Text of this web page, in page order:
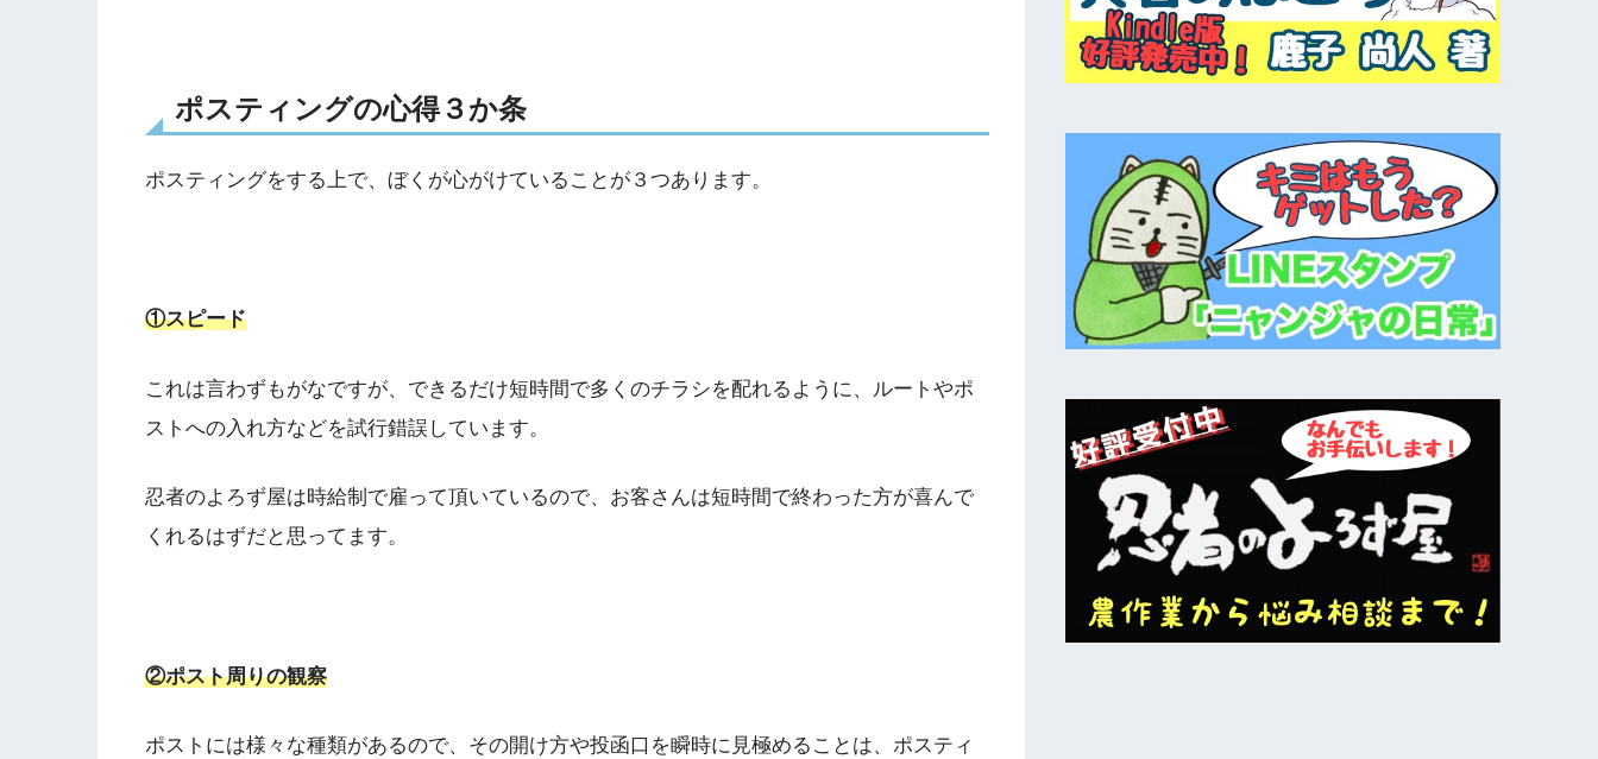
ポスティングの心得３か条
ポスティングをする上で、ぼくが心がけていることが３つあります。
①スピード
これは言わずもがなですが、できるだけ短時間で多くのチラシを配れるように、ルートやポ
ストへの入れ方などを試行錯誤しています。
忍者のよろず屋は時給制で雇って頂いているので、お客さんは短時間で終わった方が喜んで
くれるはずだと思ってます。
②ポスト周りの観察
ポストには様々な種類があるので、その開け方や投函口を瞬時に見極めることは、ポスティ